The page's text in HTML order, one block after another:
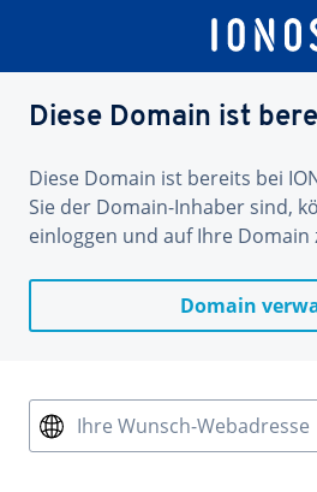
Diese Domain ist
Diese Domain ist bereits bei
Sie der Domain-Inhaber sind,
einloggen und auf Ihre Domain
Domain
Ihre Wunsch-Webadresse